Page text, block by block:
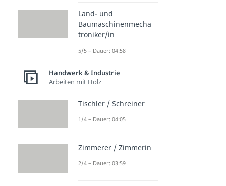
Land- und
Baumaschinenmecha
troniker/in
5/5 – Dauer: 04:58
Handwerk & Industrie
Arbeiten mit Holz
Tischler / Schreiner
1/4 – Dauer: 04:05
Zimmerer / Zimmerin
2/4 – Dauer: 03:59